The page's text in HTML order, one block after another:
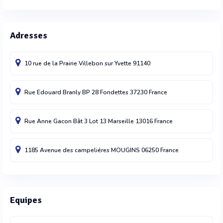
Adresses
10 rue de la Prairie Villebon sur Yvette 91140
Rue Edouard Branly BP 28Fondettes37230France
Rue Anne Gacon Bât 3 Lot 13 Marseille 13016France
1185 Avenue des campeliéresMOUGINS 06250France
Equipes